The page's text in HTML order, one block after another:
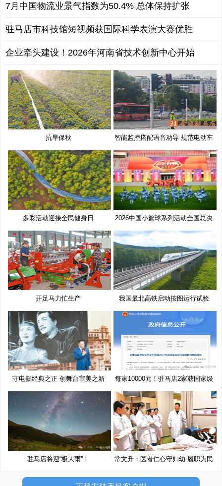
7月中国物流业景气指数为50.4% 总体保持扩张
驻马店市科技馆短视频获国际科学表演大赛优胜
企业牵头建设！2026年河南省技术创新中心开始
抗旱保秋 智能监控搭配语音劝导 规范电动车
多彩活动迎接全民健身日
2026中国小篮球系列活动全国总决
赛
开足马力忙生产 我国最北高铁启动按图运行试验
守电影经典之正 创舞台审美之新
每家10000元！驻马店2家获国家级
奖
驻马店将迎“极大雨”！ 常文升：医者仁心守妇幼 履职为民